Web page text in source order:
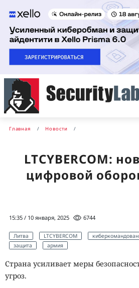
Главная Новости
LTCYBERCOM:
цифровой
15:35 / 10 января, 2025 6744
Литва LTCYBERCOM
защита
армия
Страна усиливает меры
угроз.